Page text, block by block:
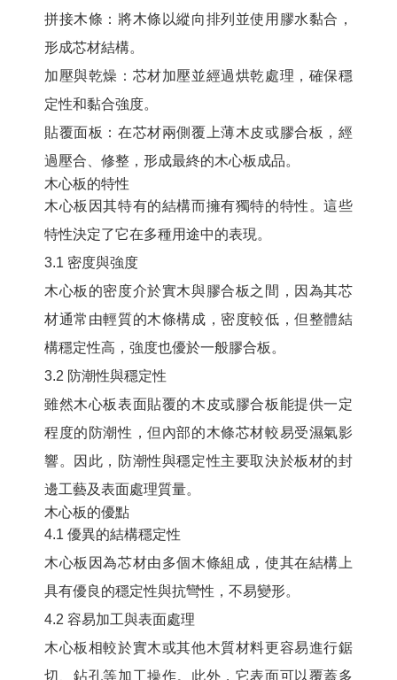
拼接木條 ：將木條以縱向排列並使用膠水黏合，
形成芯材結構。
加壓與乾燥 ：芯材加壓並經過烘乾處理，確保穩
定性和黏合強度。
貼覆面板 ：在芯材兩側覆上薄木皮或膠合板，經
過壓合、修整，形成最終的木心板成品。
木心板的特性
木心板因其特有的結構而擁有獨特的特性。這些
特性決定了它在多種用途中的表現。
3.1 密度與強度
木心板的密度介於實木與膠合板之間，因為其芯
材通常由輕質的木條構成，密度較低，但整體結
構穩定性高，強度也優於一般膠合板。
3.2 防潮性與穩定性
雖然木心板表面貼覆的木皮或膠合板能提供一定
程度的防潮性，但內部的木條芯材較易受濕氣影
響。因此，防潮性與穩定性主要取決於板材的封
邊工藝及表面處理質量。
木心板的優點
4.1 優異的結構穩定性
木心板因為芯材由多個木條組成，使其在結構上
具有優良的穩定性與抗彎性，不易變形。
4.2 容易加工與表面處理
木心板相較於實木或其他木質材料更容易進行鋸
切、鉆孔等加工操作。此外，它表面可以覆蓋多